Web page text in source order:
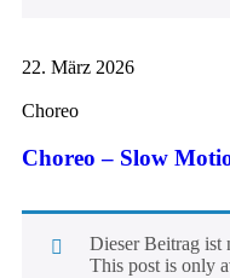
22. März 2026
Choreo
Choreo – Slow
Dieser Beitrag ist
This post is only